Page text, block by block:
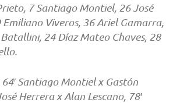
7 Santiago Montiel, 26 José
Viveros, 36 Ariel Gamarra,
24 Díaz Mateo Chaves, 28
64′ Santiago Montiel x Gastón
Herrera x Alan Lescano, 78′